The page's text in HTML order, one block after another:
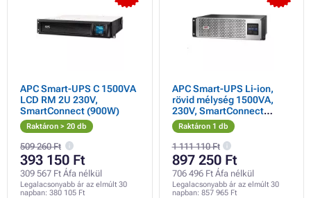
APC Smart-UPS C 1500VA
LCD RM 2U 230V,
SmartConnect (900W)
Raktáron > 20 db
509 260 Ft
393 150 Ft
309 567 Ft Áfa nélkül
Legalacsonyabb ár az elmúlt 30
napban: 380 105 Ft
APC Smart-UPS Li-ion,
rövid mélység 1500VA,
230V, SmartConnect
(1350W), 3U, mélység
30,2 cm
Raktáron 1 db
1 111 110 Ft
897 250 Ft
706 496 Ft Áfa nélkül
Legalacsonyabb ár az elmúlt 30
napban: 857 965 Ft